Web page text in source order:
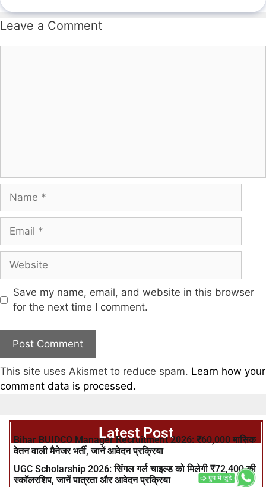
Leave a Comment
Save my name, email, and website in this browser
for the next time I comment.
This site uses Akismet to reduce spam. Learn how your
comment data is processed.
Latest Post
Bihar BUIDCO Manager Recruitment 2026: ₹60,000 मासिक
वेतन वाली मैनेजर भर्ती, जानें आवेदन प्रक्रिया
UGC Scholarship 2026: सिंगल गर्ल चाइल्ड को मिलेगी ₹72,400 की
स्कॉलरशिप, जानें पात्रता और आवेदन प्रक्रिया